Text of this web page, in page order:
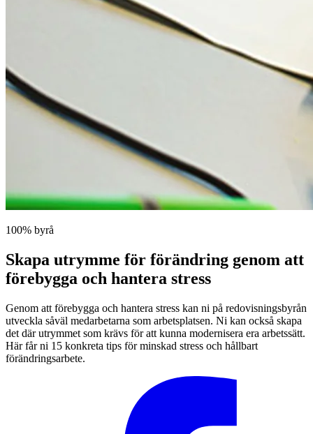
100% byrå
Skapa utrymme för förändring genom att
förebygga och hantera stress
Genom att förebygga och hantera stress kan ni på redovisningsbyrån
utveckla såväl medarbetarna som arbetsplatsen. Ni kan också skapa
det där utrymmet som krävs för att kunna modernisera era arbetssätt.
Här får ni 15 konkreta tips för minskad stress och hållbart
förändringsarbete.